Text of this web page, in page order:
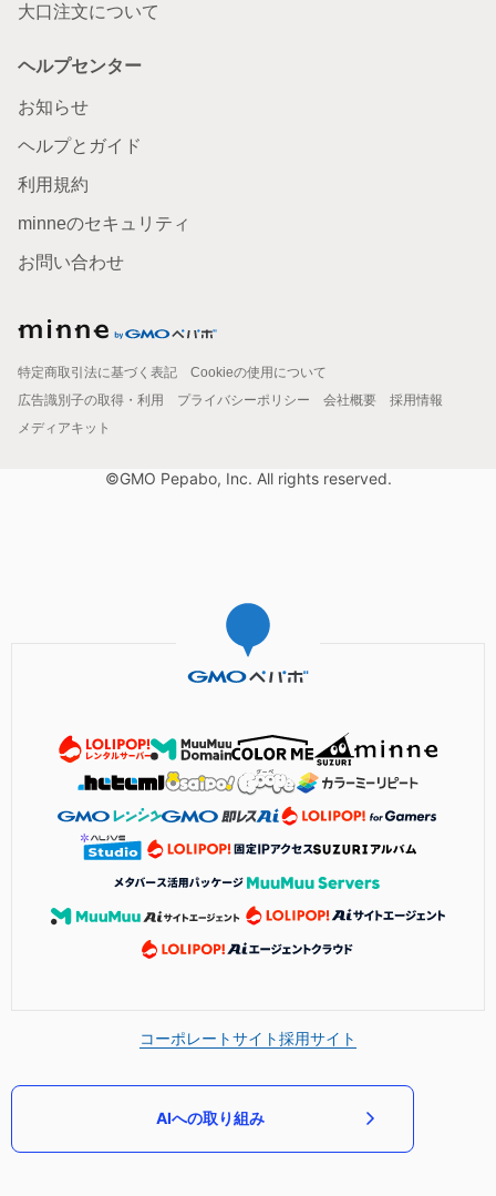
大口注文について
ヘルプセンター
お知らせ
ヘルプとガイド
利用規約
minneのセキュリティ
お問い合わせ
特定商取引法に基づく表記
Cookieの使用について
広告識別子の取得・利用
プライバシーポリシー 会社概要
採用情報
メディアキット
©GMO Pepabo, Inc. All rights reserved.
コーポレートサイト採用サイト
AIへの取り組み